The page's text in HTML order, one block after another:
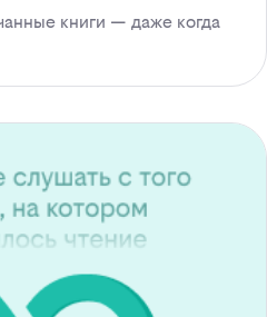
книги — даже когда